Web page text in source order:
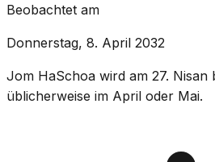
Beobachtet am
Donnerstag, 8. April 2032
Jom HaSchoa wird am 27. Nisan
üblicherweise im April oder Mai.